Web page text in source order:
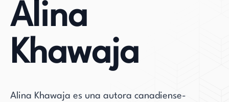
Alina
Khawaja
Alina Khawaja es una autora canadiense-